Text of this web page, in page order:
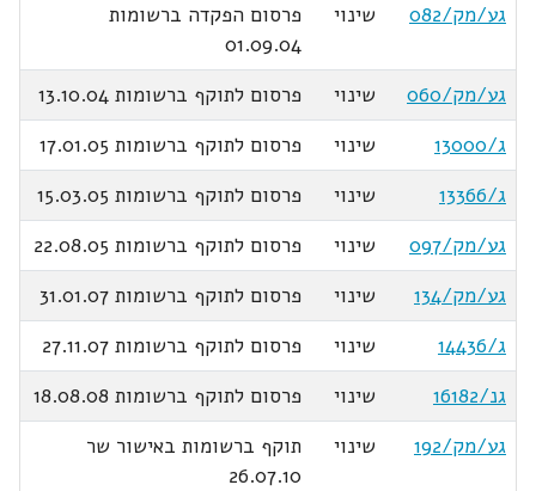
גע/מק/082
שינוי
פרסום הפקדה ברשומות
01.09.04
גע/מק/060
שינוי
פרסום לתוקף ברשומות 13.10.04
ג/13000
שינוי
פרסום לתוקף ברשומות 17.01.05
ג/13366
שינוי
פרסום לתוקף ברשומות 15.03.05
גע/מק/097
שינוי
פרסום לתוקף ברשומות 22.08.05
גע/מק/134
שינוי
פרסום לתוקף ברשומות 31.01.07
ג/14436
שינוי
פרסום לתוקף ברשומות 27.11.07
גנ/16182
שינוי
פרסום לתוקף ברשומות 18.08.08
גע/מק/192
שינוי
תוקף ברשומות באישור שר
26.07.10